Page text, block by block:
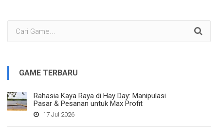
GAME TERBARU
Rahasia Kaya Raya di Hay Day: Manipulasi
Pasar & Pesanan untuk Max Profit
17 Jul 2026